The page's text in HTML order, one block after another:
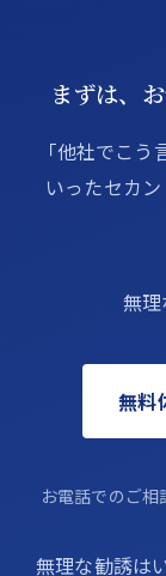
まずは、
「他社でこ
いったセカ
無理
無料
お電話でのご
無理な勧誘は